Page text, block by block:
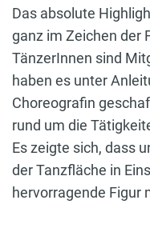
Das absolute
ganz im Zeichen der
TänzerInnen sind
haben es unter
Choreografin
rund um die
Es zeigte sich, dass
der Tanzfläche in
hervorragende Figur